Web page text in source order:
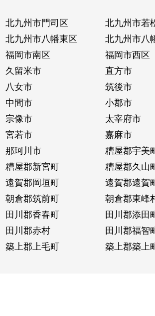
北九州市門司区
北九州市若
北九州市八幡東区
北九州市八
福岡市南区
福岡市西区
久留米市
直方市
八女市
筑後市
中間市
小郡市
宗像市
太宰府市
宮若市
嘉麻市
那珂川市
糟屋郡宇美
糟屋郡新宮町
糟屋郡久山
遠賀郡岡垣町
遠賀郡遠賀
朝倉郡筑前町
朝倉郡東峰
田川郡香春町
田川郡添田
田川郡赤村
田川郡福智
築上郡上毛町
築上郡築上